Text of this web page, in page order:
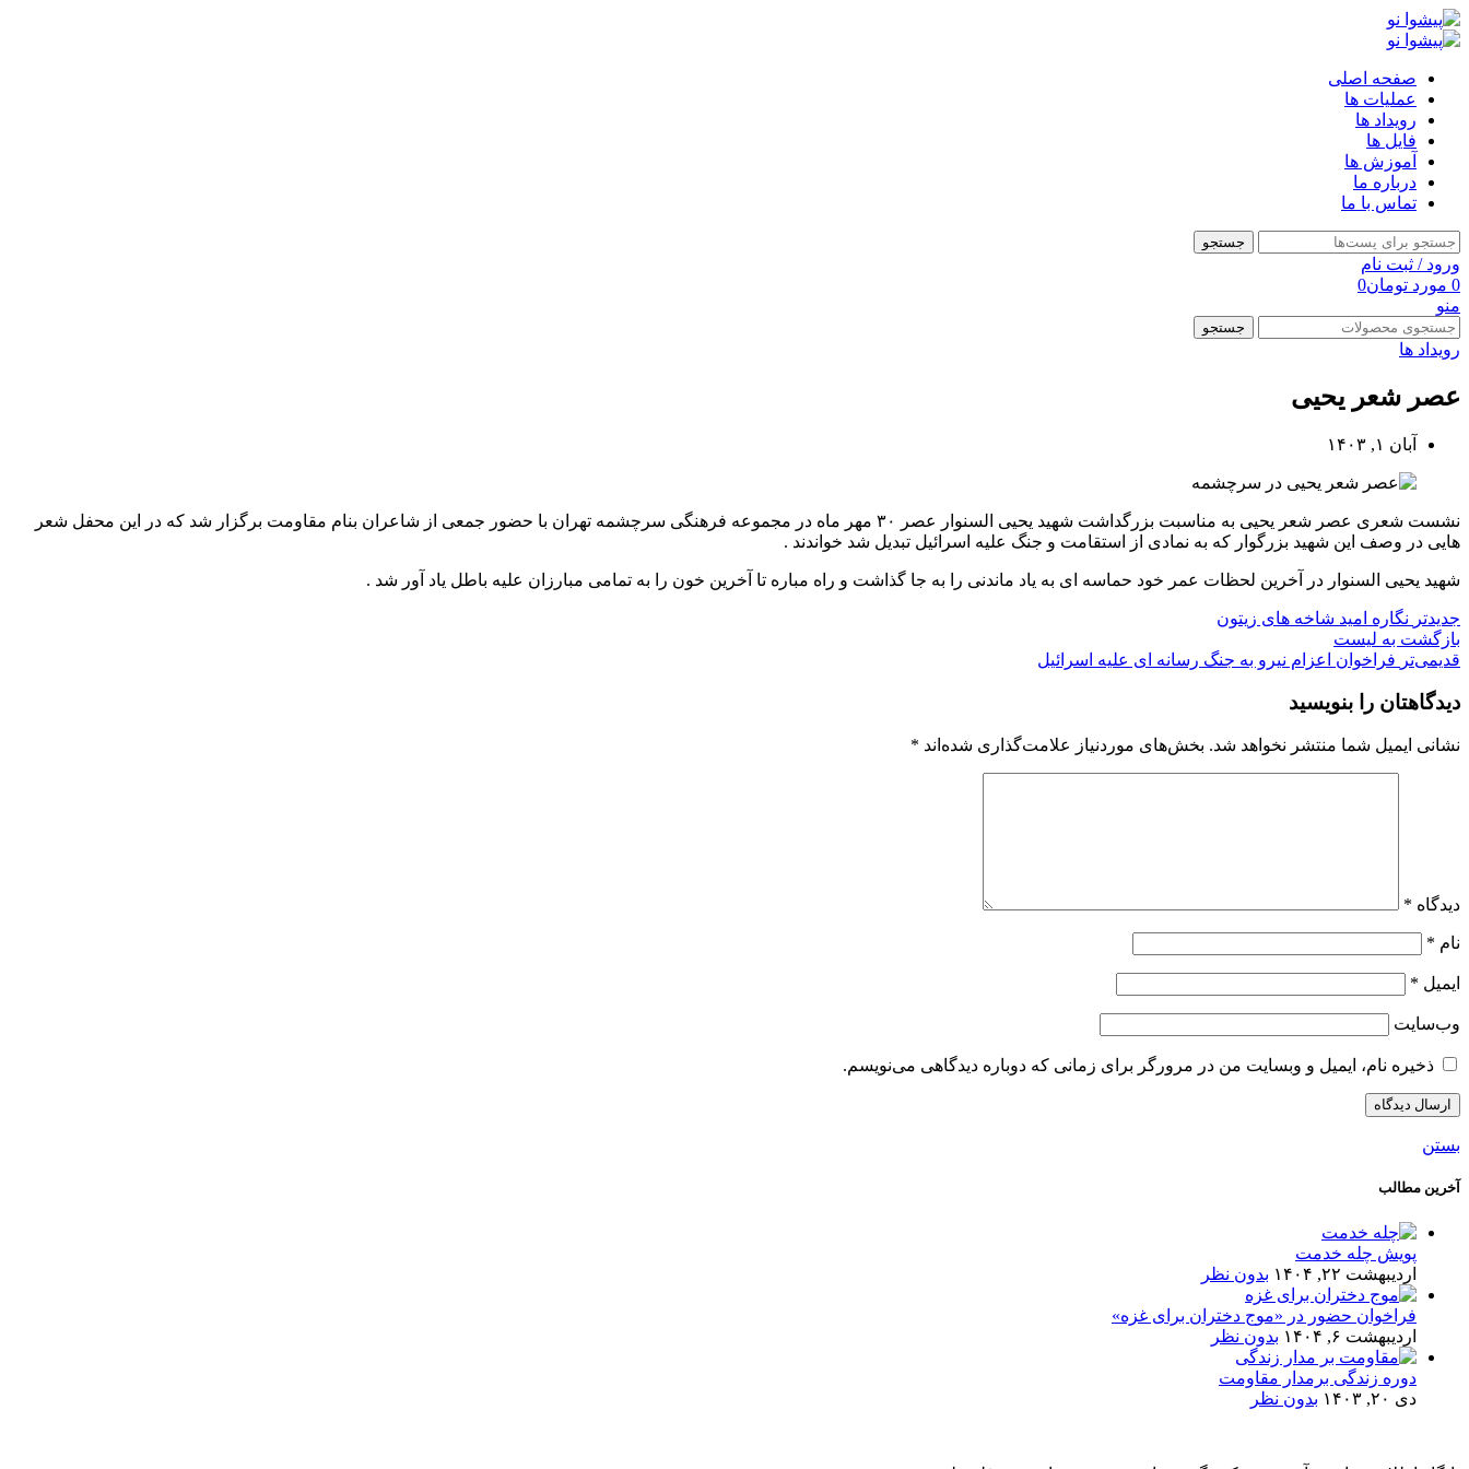
صفحه اصلی
عملیات ها
رویداد ها
فایل ها
آموزش ها
درباره ما
تماس با ما
جستجو
ورود / ثبت نام
0 مورد تومان0
منو
جستجو
رویداد ها
عصر شعر یحیی
آبان ۱, ۱۴۰۳
نشست شعری عصر شعر یحیی به مناسبت بزرگداشت شهید یحیی السنوار عصر ۳۰ مهر ماه در مجموعه فرهنگی سرچشمه تهران با حضور جمعی از شاعران بنام مقاومت برگزار شد که در این محفل شعر
هایی در وصف این شهید بزرگوار که به نمادی از استقامت و جنگ علیه اسرائیل تبدیل شد خواندند .
شهید یحیی السنوار در آخرین لحظات عمر خود حماسه ای به یاد ماندنی را به جا گذاشت و راه مباره تا آخرین خون را به تمامی مبارزان علیه باطل یاد آور شد .
جدیدتر نگاره امید شاخه های زیتون
بازگشت به لیست
قدیمی‌تر فراخوان اعزام نیرو به جنگ رسانه ای علیه اسرائیل
دیدگاهتان را بنویسید
نشانی ایمیل شما منتشر نخواهد شد. بخش‌های موردنیاز علامت‌گذاری شده‌اند *
دیدگاه *
نام *
ایمیل *
وب‌سایت
ذخیره نام، ایمیل و وبسایت من در مرورگر برای زمانی که دوباره دیدگاهی می‌نویسم.
بستن
آخرین مطالب
پویش چله خدمت
اردیبهشت ۲۲, ۱۴۰۴
بدون نظر
فراخوان حضور در «موج دختران برای غزه»
اردیبهشت ۶, ۱۴۰۴
بدون نظر
دوره زندگی برمدار مقاومت
دی ۲۰, ۱۴۰۳
بدون نظر